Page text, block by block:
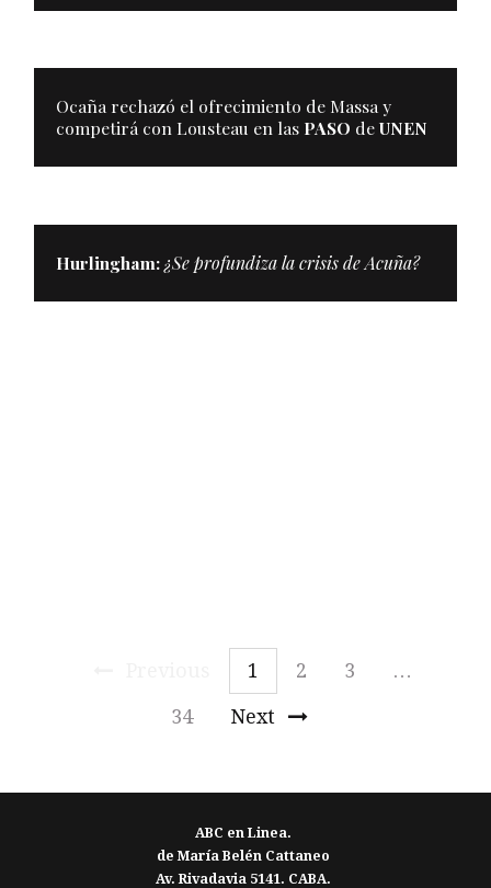
Ocaña rechazó el ofrecimiento de Massa y
competirá con Lousteau en las PASO deUNEN
Hurlingham:¿Se profundiza la crisis de Acuña?
1 2 3
…
34
Next
ABC en Linea.
de María Belén Cattaneo
Av. Rivadavia 5141. CABA.